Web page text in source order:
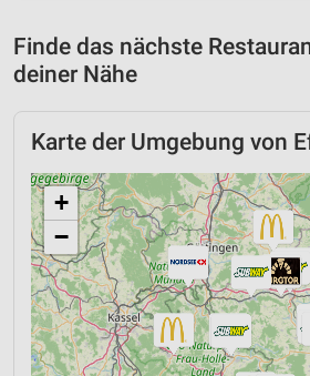
Finde das nächste
deiner Nähe
Karte der Umgebung von
+
−